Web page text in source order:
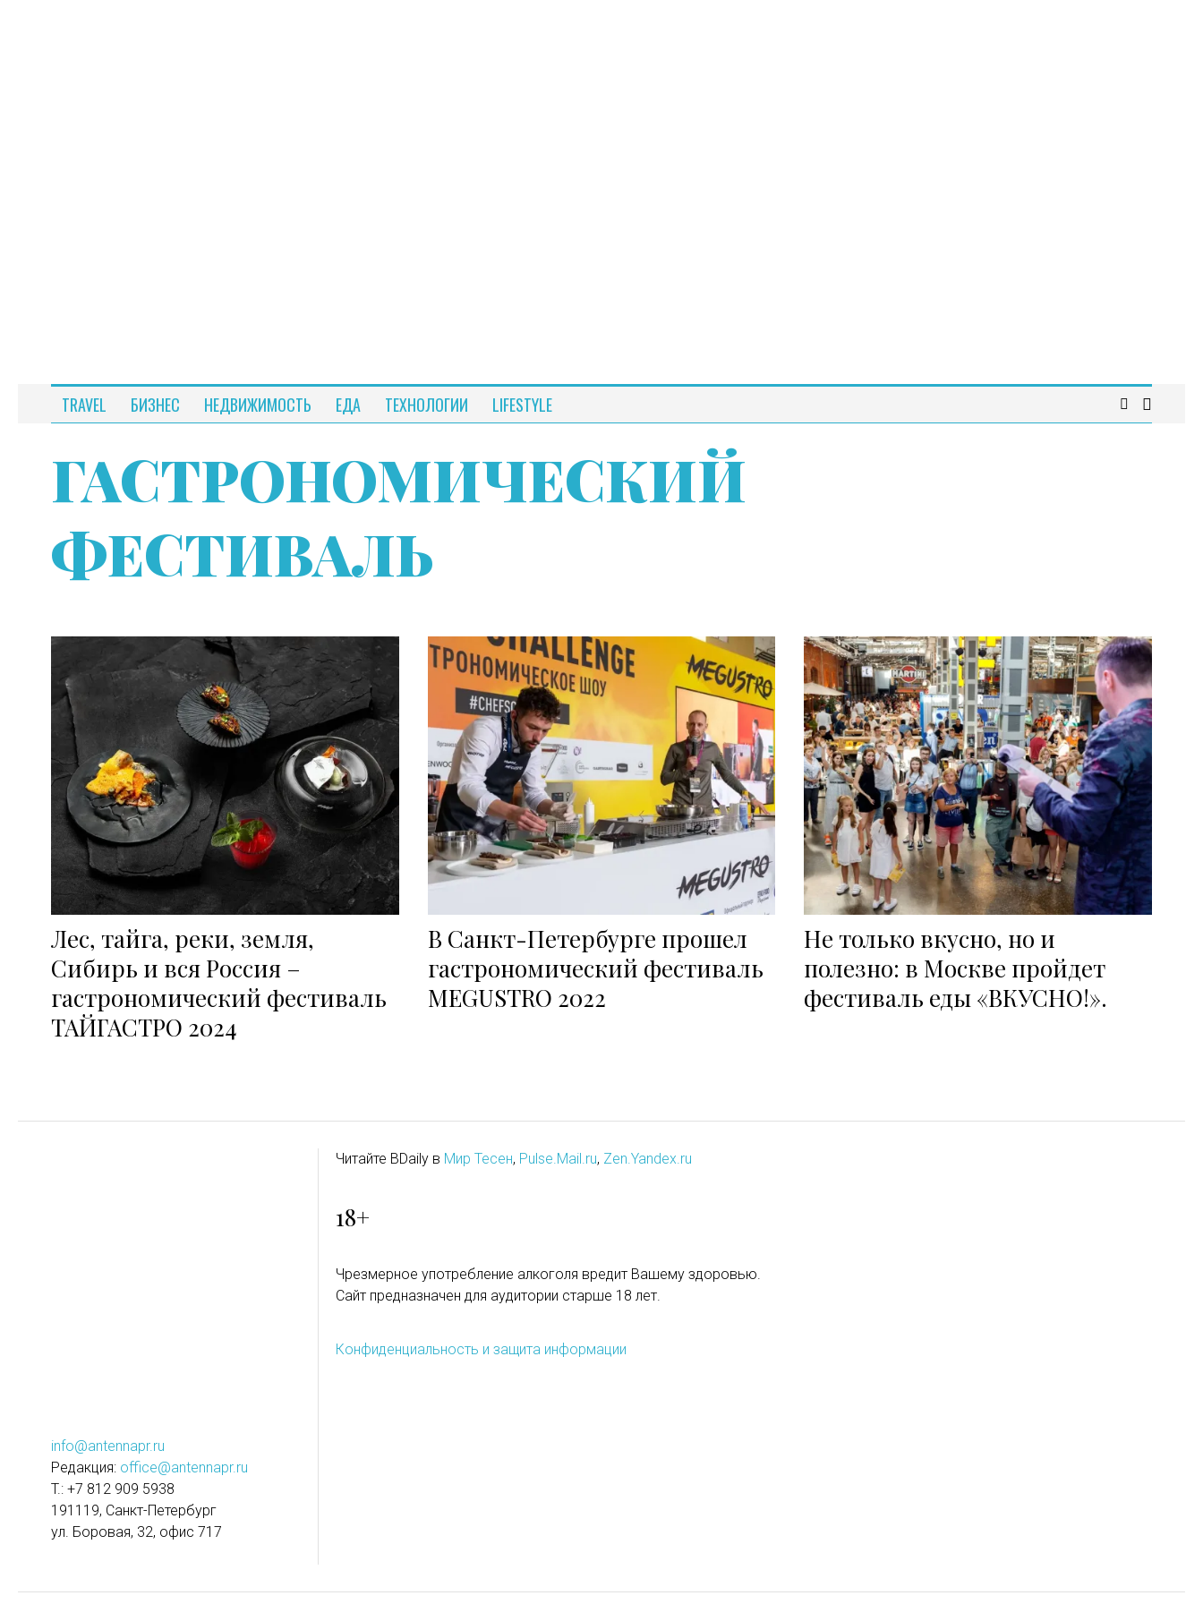
TRAVEL БИЗНЕС НЕДВИЖИМОСТЬ ЕДА ТЕХНОЛОГИИ LIFESTYLE
ГАСТРОНОМИЧЕСКИЙ
ФЕСТИВАЛЬ
Лес, тайга, реки, земля,
Сибирь и вся Россия –
гастрономический фестиваль
ТАЙГАСТРО 2024
В Санкт-Петербурге прошел
гастрономический фестиваль
MEGUSTRO 2022
Не только вкусно, но и
полезно: в Москве пройдет
фестиваль еды «ВКУСНО!».
info@antennapr.ru
Редакция: office@antennapr.ru
T.: +7 812 909 5938
191119, Санкт-Петербург
ул. Боровая, 32, офис 717
Читайте BDaily в Мир Тесен, Pulse.Mail.ru, Zen.Yandex.ru
18+
Чрезмерное употребление алкоголя вредит Вашему здоровью.
Сайт предназначен для аудитории старше 18 лет.
Конфиденциальность и защита информации